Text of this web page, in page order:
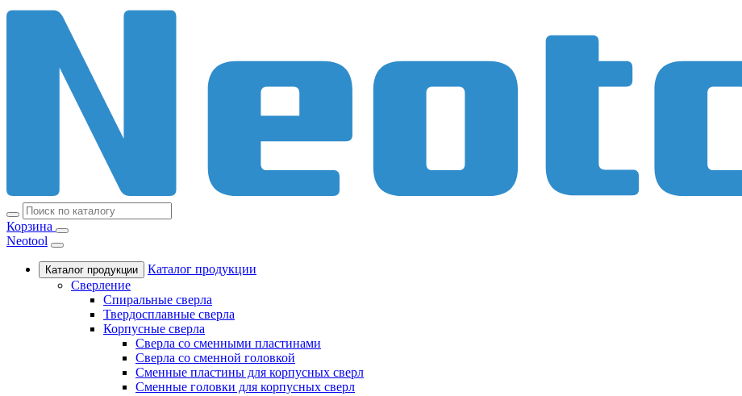
Корзина
Neotool
Каталог продукции
Каталог продукции
Сверление
Спиральные сверла
Твердосплавные сверла
Корпусные сверла
Сверла со сменными пластинами
Сверла со сменной головкой
Сменные пластины для корпусных сверл
Сменные головки для корпусных сверл